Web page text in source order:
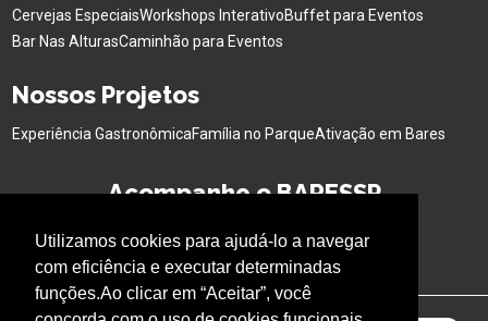
Utilizamos cookies para ajudá-lo a navegar
com eficiência e executar determinadas
funções.Ao clicar em “Aceitar”, você
Cervejas EspeciaisWorkshops InterativoBuffet para Eventos
Bar Nas AlturasCaminhão para Eventos
Nossos Projetos
Experiência GastronômicaFamília no ParqueAtivação em Bares
Acompanhe o BARESSP